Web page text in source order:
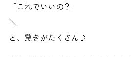
「これでいいの？」
＼
と、驚きがたくさん♪